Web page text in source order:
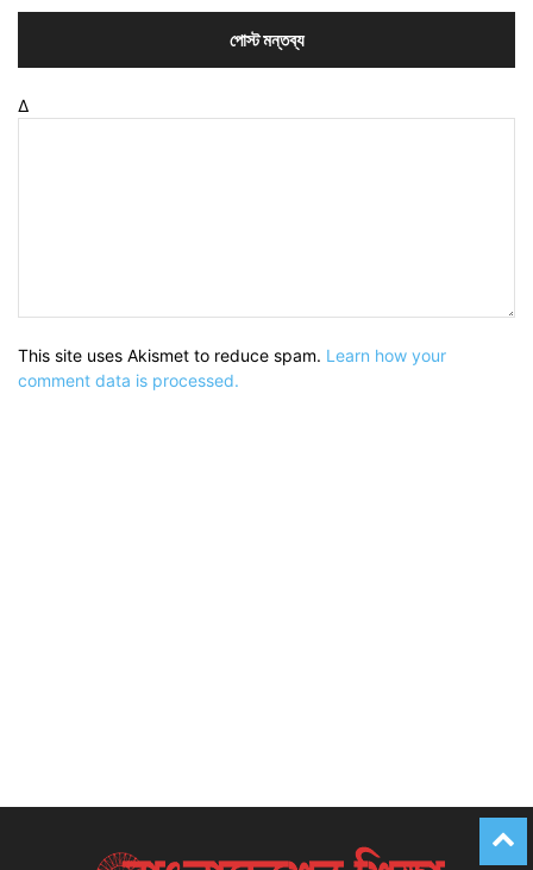
Δ
This site uses Akismet to reduce spam. Learn how your
comment data is processed.